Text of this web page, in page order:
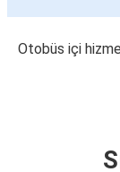
Otobüs içi